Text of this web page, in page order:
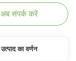
अब संपर्क करें
उत्पाद का वर्णन